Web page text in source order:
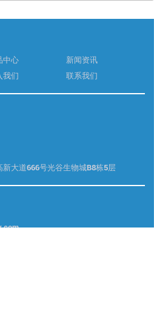
中心
新闻资讯
我们 联系我们
大道666号光谷生物城B8栋5层